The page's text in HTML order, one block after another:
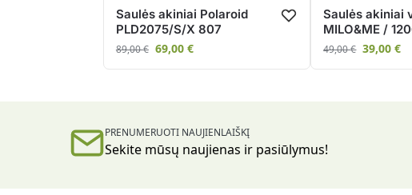
Saulės akiniai Polaroid
PLD2075/S/X 807
89,00€ 69,00 €
Saulės akiniai
MILO&ME /
49,00€ 39,00€
PRENUMERUOTI NAUJIENLAIŠKĮ
Sekite mūsų naujienas ir pasiūlymus!